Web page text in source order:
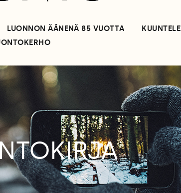
LUONNON ÄÄNENÄ 85 VUOTTA KUUNTELE